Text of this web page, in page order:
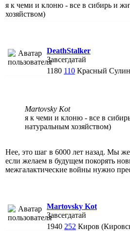
я к чеми и клоню - все в сибирь и
хозяйством)
DeathStalker
Завсегдатай
1180 110 Красный Сулин
Martovsky Kot
я к чеми и клоню - все в
натуральным хозяйством)
Нее, это шаг в 6000 лет назад. Мы
если желаем в будущем покорять
межгалактические войны нужно
Martovsky Kot
Завсегдатай
1940 252 Киров